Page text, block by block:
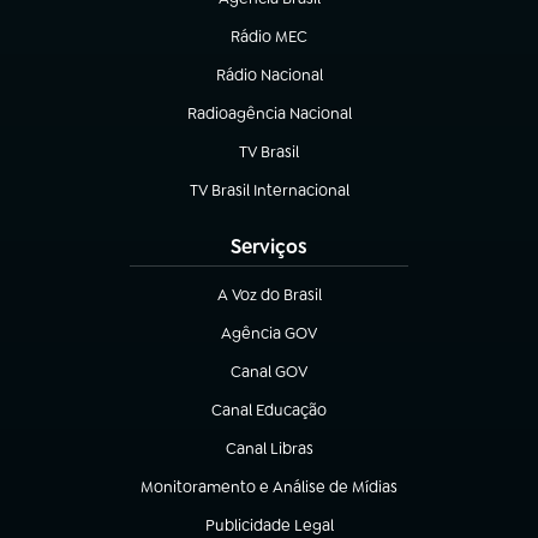
(abre em nova aba)
Rádio MEC
Rádio Nacional
(abre em nova aba)
Radioagência Nacional
(abre em nova aba)
TV Brasil
(abre em nova aba)
TV Brasil Internacional
(abre em nova aba)
Serviços
A Voz do Brasil
(abre em nova aba)
Agência GOV
(abre em nova aba)
Canal GOV
(abre em nova aba)
Canal Educação
(abre em nova aba)
Canal Libras
(abre em nova aba)
Monitoramento e Análise de Mídias
(abre em nova aba)
Publicidade Legal
(abre em nova aba)